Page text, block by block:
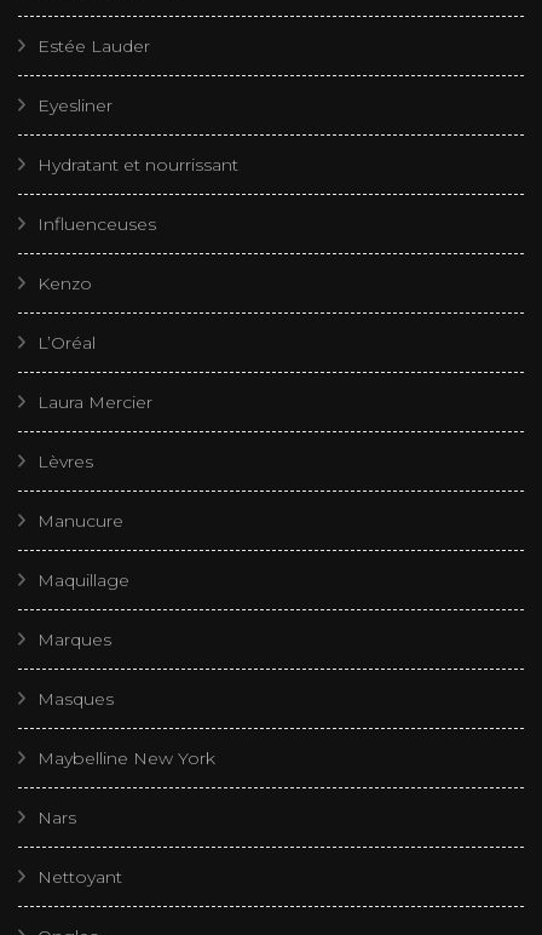
Estée Lauder
Eyesliner
Hydratant et nourrissant
Influenceuses
Kenzo
L’Oréal
Laura Mercier
Lèvres
Manucure
Maquillage
Marques
Masques
Maybelline New York
Nars
Nettoyant